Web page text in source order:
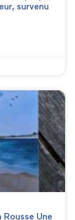
survenu
Rousse Une